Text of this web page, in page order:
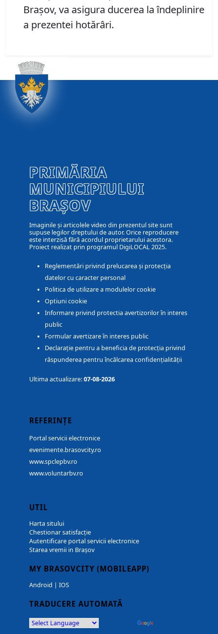
Brașov, va asigura ducerea la îndeplinire
a prezentei hotărâri.
PRIMĂRIA
MUNICIPIULUI
BRAȘOV
Imaginile și articolele video din prezentul site sunt
supuse legilor dreptului de autor. Orice reproducere
este interzisă fără acordul proprietarului acestora.
Proiect realizat prin programul DigiLOCAL 2025.
Reglementări privind prelucarea și protecția
datelor cu caracter personal
Politica de utilizare a modulelor cookie
Optiuni cookie
Informare privind protectia avertizorilor în interes
public
Formular avertizare în interes public
Declarație pentru a beneficia de protecția privind
răspunderea pentru încălcarea confidențialității
Ultima actualizare:07-08-2026
REFERINȚE
Portal servicii electronice
evenimente.brasovcity.ro
www.spclepbv.ro
www.voluntarbv.ro
UTIL
Harta sitului
Chestionar satisfacție
Autentificare portal servicii electronice
Starea vremii in Brașov
MY BRASOVCITY (MOBILEAPP)
Android | IOS
TRADUCERE AUTOMATĂ